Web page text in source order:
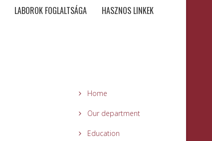
LABOROK FOGLALTSÁGA HASZNOS LINKEK
Home
Our department
Education